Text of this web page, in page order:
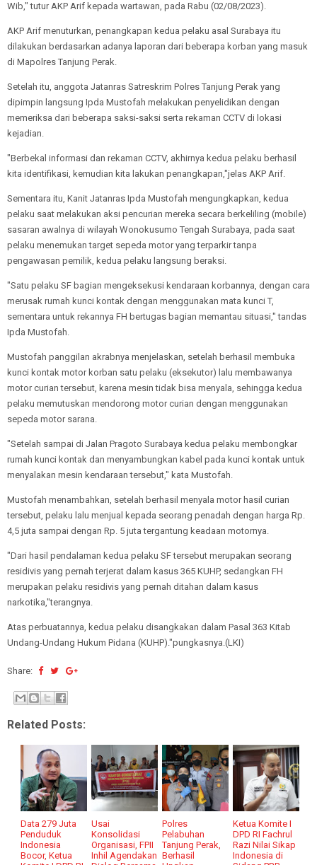
Wib," tutur AKP Arif kepada wartawan, pada Rabu (02/08/2023).
AKP Arif menuturkan, penangkapan kedua pelaku asal Surabaya itu
dilakukan berdasarkan adanya laporan dari beberapa korban yang masuk
di Mapolres Tanjung Perak.
Setelah itu, anggota Jatanras Satreskrim Polres Tanjung Perak yang
dipimpin langsung Ipda Mustofah melakukan penyelidikan dengan
memeriksa dari beberapa saksi-saksi serta rekaman CCTV di lokasi
kejadian.
"Berbekal informasi dan rekaman CCTV, akhirnya kedua pelaku berhasil
kita identifikasi, kemudian kita lakukan penangkapan,"jelas AKP Arif.
Sementara itu, Kanit Jatanras Ipda Mustofah mengungkapkan, kedua
pelaku saat melakukan aksi pencurian mereka secara berkeliling (mobile)
sasaran awalnya di wilayah Wonokusumo Tengah Surabaya, pada saat
pelaku menemukan target sepeda motor yang terparkir tanpa
pengawasan pemilik, kedua pelaku langsung beraksi.
"Satu pelaku SF bagian mengeksekusi kendaraan korbannya, dengan cara
merusak rumah kunci kontak dengan menggunakan mata kunci T,
sementara untuk rekannya FH bertugas bagian memantau situasi," tandas
Ipda Mustofah.
Mustofah panggilan akrabnya menjelaskan, setelah berhasil membuka
kunci kontak motor korban satu pelaku (eksekutor) lalu membawanya
motor curian tersebut, karena mesin tidak bisa menyala, sehingga kedua
pelaku memutuskan mendorong motor curian dengan menggunakan
sepeda motor sarana.
"Setelah sampai di Jalan Pragoto Surabaya kedua pelaku membongkar
rumah kunci kontak dan menyambungkan kabel pada kunci kontak untuk
menyalakan mesin kendaraan tersebut," kata Mustofah.
Mustofah menambahkan, setelah berhasil menyala motor hasil curian
tersebut, pelaku lalu menjual kepada seorang penadah dengan harga Rp.
4,5 juta sampai dengan Rp. 5 juta tergantung keadaan motornya.
"Dari hasil pendalaman kedua pelaku SF tersebut merupakan seorang
residivis yang pernah terjerat dalam kasus 365 KUHP, sedangkan FH
merupakan pelaku residivis yang pernah ditahan dalam kasus
narkotika,"terangnya.
Atas perbuatannya, kedua pelaku disangkakan dalam Pasal 363 Kitab
Undang-Undang Hukum Pidana (KUHP)."pungkasnya.(LKI)
Share:
Related Posts:
Data 279 Juta
Penduduk
Indonesia
Bocor, Ketua
Usai
Konsolidasi
Organisasi, FPII
Inhil Agendakan
Polres
Pelabuhan
Tanjung Perak,
Berhasil
Ketua Komite I
DPD RI Fachrul
Razi Nilai Sikap
Indonesia di